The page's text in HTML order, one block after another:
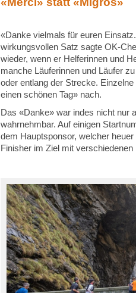
«Danke vielmals für euren
wirkungsvollen Satz sagte OK-
wieder, wenn er Helferinnen und
manche Läuferinnen und Läufer
oder entlang der Strecke.
einen schönen Tag» nach.
Das «Danke» war indes nicht nur
wahrnehmbar. Auf einigen
dem Hauptsponsor, welcher
Finisher im Ziel mit